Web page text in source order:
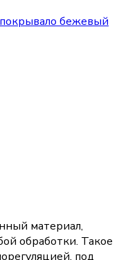
бежевый
материал,
обработки. Такое
под